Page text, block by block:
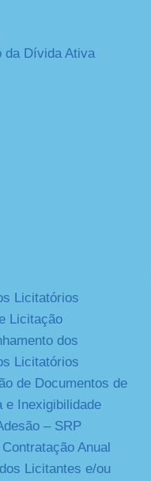
da Dívida Ativa
Licitatórios
Licitação
dos
Licitatórios
de Documentos de
e Inexigibilidade
– SRP
Anual
Licitantes e/ou